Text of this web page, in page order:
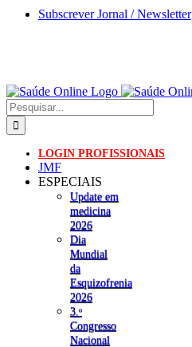
Skip
Subscrever Jornal / Newsletter
Pesquisar
LOGIN PROFISSIONAIS
JMF
ESPECIAIS
Update em
medicina
2026
Dia
Mundial
da
Esquizofrenia
2026
3.ᵒ
Congresso
Nacional